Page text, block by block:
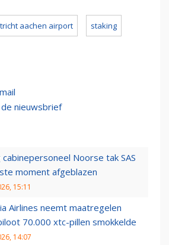
aachen airport staking
nieuwsbrief
cabinepersoneel Noorse tak SAS
moment afgeblazen
15:11
Airlines neemt maatregelen
70.000 xtc-pillen smokkelde
14:07